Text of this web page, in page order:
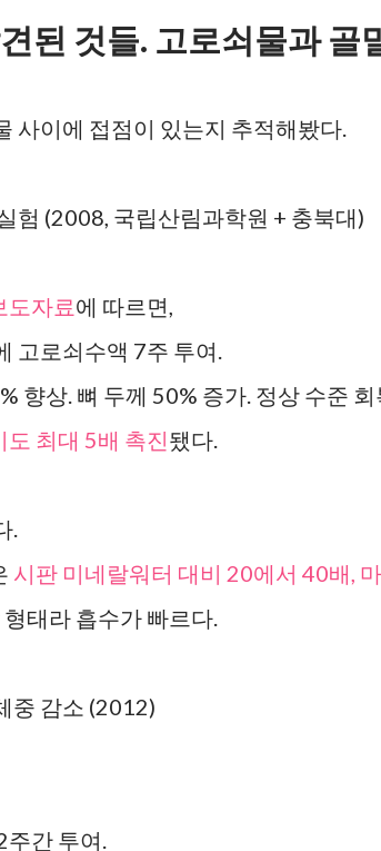
된 것들. 고로쇠물과 골
사이에 접점이 있는지 추적해봤다.
험 (2008, 국립산림과학원 + 충북대)
도자료에 따르면,
고로쇠수액 7주 투여.
향상. 뼈 두께 50% 증가. 정상 수준 회
최대 5배 촉진됐다.
.
시판 미네랄워터 대비 20에서 40배,
태라 흡수가 빠르다.
중 감소 (2012)
간 투여.